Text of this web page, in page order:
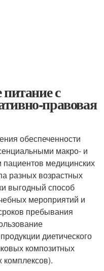
с
правовая
обеспеченности
макро- и
пациентов медицинских
разных возрастных
выгодный способ
мероприятий и
пребывания
диетического
композитных